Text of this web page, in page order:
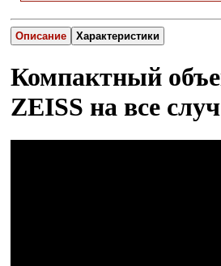
Описание Характеристики
Компактный
ZEISS на все